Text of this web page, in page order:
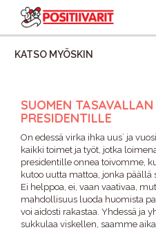
KATSO MYÖSKIN
SUOMEN TASAVALLAN
PRESIDENTILLE
On edessä virka ihka uus` ja
kaikki toimet ja työt, jotka
presidentille onnea toivomme,
kutoo uutta mattoa, jonka
Ei helppoa, ei, vaan vaativaa,
mahdollisuus luoda huomista
voi aidosti rakastaa. Yhdessä ja
sukkulaa viskellen, saamme